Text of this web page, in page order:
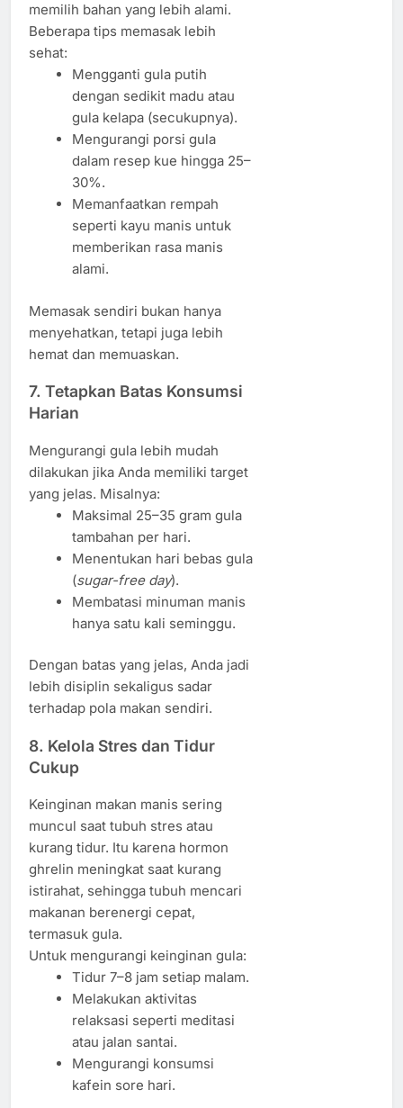
memilih bahan yang lebih alami.
Beberapa tips memasak lebih
sehat:
Mengganti gula putih
dengan sedikit madu atau
gula kelapa (secukupnya).
Mengurangi porsi gula
dalam resep kue hingga 25–
30%.
Memanfaatkan rempah
seperti kayu manis untuk
memberikan rasa manis
alami.
Memasak sendiri bukan hanya
menyehatkan, tetapi juga lebih
hemat dan memuaskan.
7. Tetapkan Batas Konsumsi
Harian
Mengurangi gula lebih mudah
dilakukan jika Anda memiliki target
yang jelas. Misalnya:
Maksimal 25–35 gram gula
tambahan per hari.
Menentukan hari bebas gula
(sugar-free day).
Membatasi minuman manis
hanya satu kali seminggu.
Dengan batas yang jelas, Anda jadi
lebih disiplin sekaligus sadar
terhadap pola makan sendiri.
8. Kelola Stres dan Tidur
Cukup
Keinginan makan manis sering
muncul saat tubuh stres atau
kurang tidur. Itu karena hormon
ghrelin meningkat saat kurang
istirahat, sehingga tubuh mencari
makanan berenergi cepat,
termasuk gula.
Untuk mengurangi keinginan gula:
Tidur 7–8 jam setiap malam.
Melakukan aktivitas
relaksasi seperti meditasi
atau jalan santai.
Mengurangi konsumsi
kafein sore hari.